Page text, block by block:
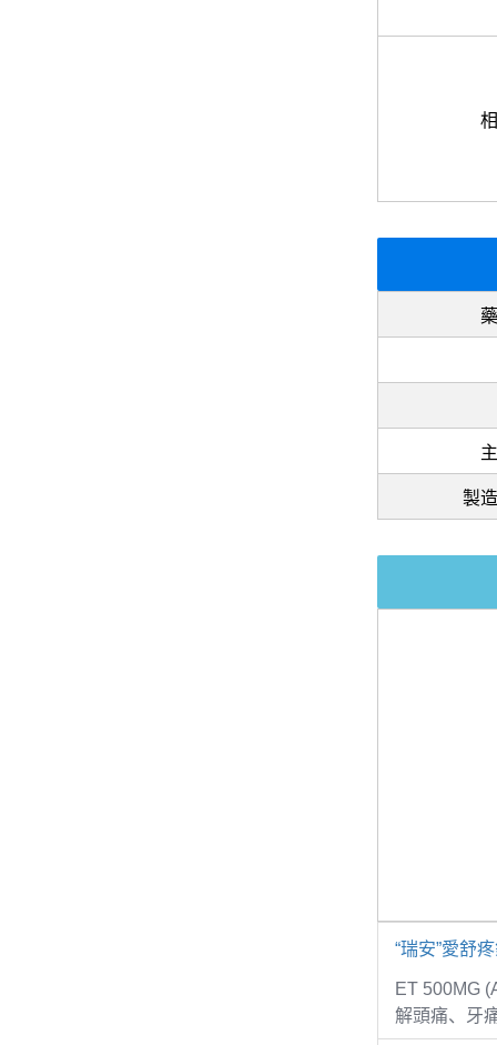
製
“瑞安”愛舒
ET 500MG
解頭痛、牙